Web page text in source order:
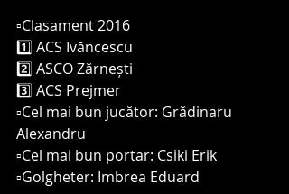
▫️Clasament 2016
1️⃣ ACS Ivăncescu
2️⃣ ASCO Zărnești
3️⃣ ACS Prejmer
▫️Cel mai bun jucător: Grădinaru
Alexandru
▫️Cel mai bun portar: Csiki Erik
▫️Golgheter: Imbrea Eduard